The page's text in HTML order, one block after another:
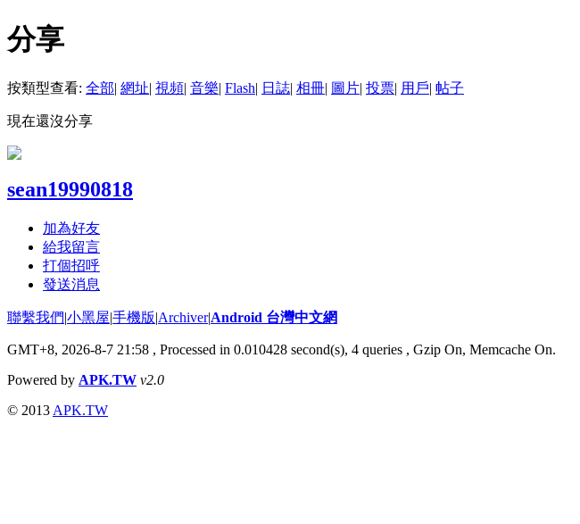
分享
按類型查看: 全部| 網址| 視頻| 音樂| Flash| 日誌| 相冊| 圖片| 投票| 用戶| 帖子
現在還沒分享
sean19990818
加為好友
給我留言
打個招呼
發送消息
聯繫我們|小黑屋|手機版|Archiver|Android 台灣中文網
GMT+8, 2026-8-7 21:58 , Processed in 0.010428 second(s), 4 queries , Gzip On, Memcache On.
Powered by APK.TW v2.0
© 2013 APK.TW